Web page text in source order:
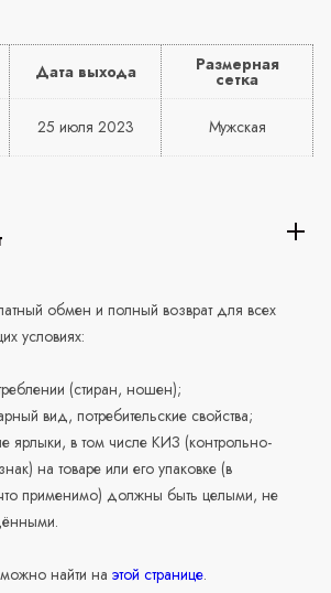
Дата выхода Размерная
сетка
25 июля 2023 Мужская
обмен и полный возврат для всех
условиях:
(стиран, ношен);
вид, потребительские свойства;
ярлыки, в том числе КИЗ (контрольно-
на товаре или его упаковке (в
что применимо) должны быть целыми, не
найти на этой странице.